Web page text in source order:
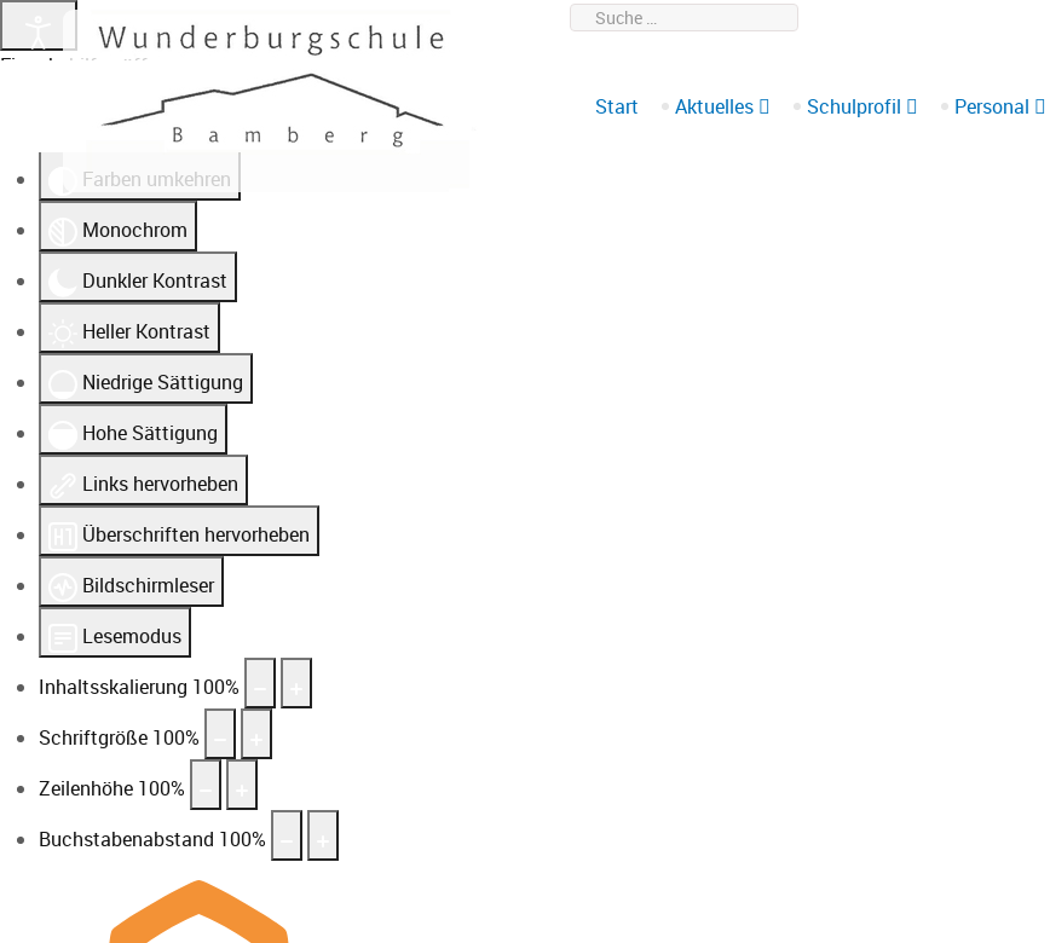
Eingabehilfen öffnen
Farben umkehren
Monochrom
Dunkler Kontrast
Heller Kontrast
Niedrige Sättigung
Hohe Sättigung
Links hervorheben
Überschriften hervorheben
Bildschirmleser
Lesemodus
Inhaltsskalierung 100%
Schriftgröße 100%
Zeilenhöhe 100%
Buchstabenabstand 100%
Suchen
Start Aktuelles Schulprofil Personal